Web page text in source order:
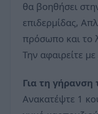
θα βοηθήσει
επιδερμίδας,
πρόσωπο και το
Την αφαιρείτε
Για τη γήρανση
Ανακατέψτε 1